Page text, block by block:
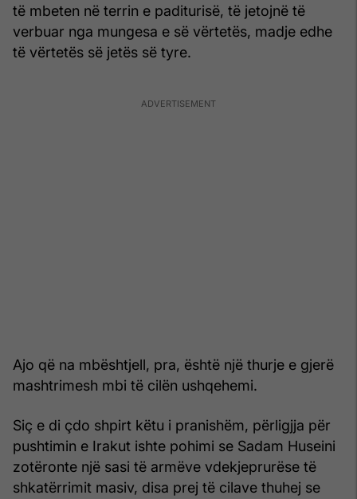
të mbeten në terrin e paditurisë, të jetojnë të
verbuar nga mungesa e së vërtetës, madje edhe
të vërtetës së jetës së tyre.
Ajo që na mbështjell, pra, është një thurje e gjerë
mashtri­mesh mbi të cilën ushqehemi.
Siç e di çdo shpirt këtu i pranishëm, përligjja për
pushtimin e Irakut ishte pohimi se Sadam Huseini
zotëronte një sasi të armëve vdekjeprurëse të
shkatërrimit masiv, disa prej të cilave thuhej se